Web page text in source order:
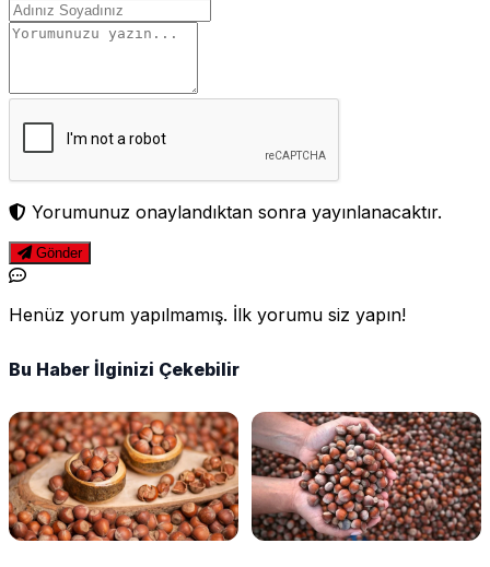
Yorumunuz onaylandıktan sonra yayınlanacaktır.
Gönder
Henüz yorum yapılmamış. İlk yorumu siz yapın!
Bu Haber İlginizi Çekebilir